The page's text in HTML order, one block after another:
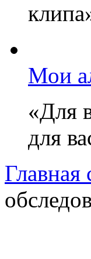
Мои
«Для
для
Главная